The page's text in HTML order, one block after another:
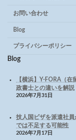
お問い合わせ
Blog
プライバシーポリシー
Blog
【横浜】Y-FORA（
政書士との違いを解説
2026年7月31日
技人国ビザを派遣社
では不足する可能性
2026年7月17日